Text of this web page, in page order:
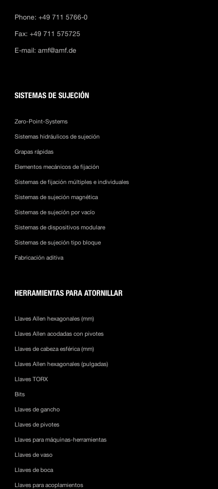
Phone: +49 711 5766-0
Fax: +49 711 575725
E-mail: amf@amf.de
SISTEMAS DE SUJECIÓN
Zero-Point-Systems
Sistemas hidráulicos de sujeción
Grapas rápidas
Elementos mecánicos de fijación
Sistemas de fijación múltiples e individuales
Sistemas de sujeción magnética
Sistemas de sujeción por vacío
Sistemas de dispositivos modulare
Sistemas de sujeción tipo bloque
Fabricación aditiva
HERRAMIENTAS PARA ATORNILLAR
Llaves Allen hexagonales (mm)
Llaves Allen acodadas con pivotes
Llaves de cabeza esférica (mm)
Llaves Allen hexagonales (pulgadas)
Llaves TORX
Bits
Llaves de gancho
Llaves de pivotes
Llaves para máquinas-herramientas
Llaves de vaso
Llaves de boca
Llaves para acoplamientos